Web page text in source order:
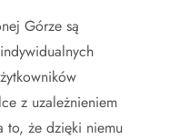
Górze są
z uzależnieniem
to, że dzięki niemu